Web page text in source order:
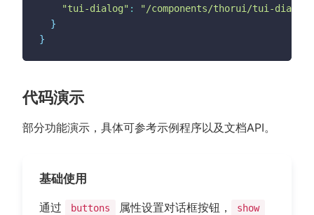
"tui-dialog" :
"/components/thorui/tui-
}
}
代码演示
部分功能演示，具体可参考示例程序以及文档API。
基础使用
通过 buttons 属性设置对话框按钮， show